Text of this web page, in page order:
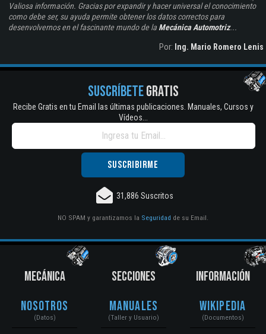
Valiosa información. Gracias por expandir y hacer universal el conocimiento
como debe ser, su ayuda permite obtener los datos correctos para
desenvolvernos en el fascinante mundo de la Mecánica Automotriz...
Por: Ing. Mario Romero Lenis
SUSCRÍBETEGRATIS
Recibe Gratis en tu Email las últimas publicaciones. Manuales, Cursos y
Vídeos...
31,886 Suscritos
NO SPAM y garantizamos la Seguridad de su Email.
MECÁNICA
Nosotros
(Datos)
SECCIONES
Manuales
(Taller y Usuario)
INFORMACIÓN
Wikipedia
(Documentos)